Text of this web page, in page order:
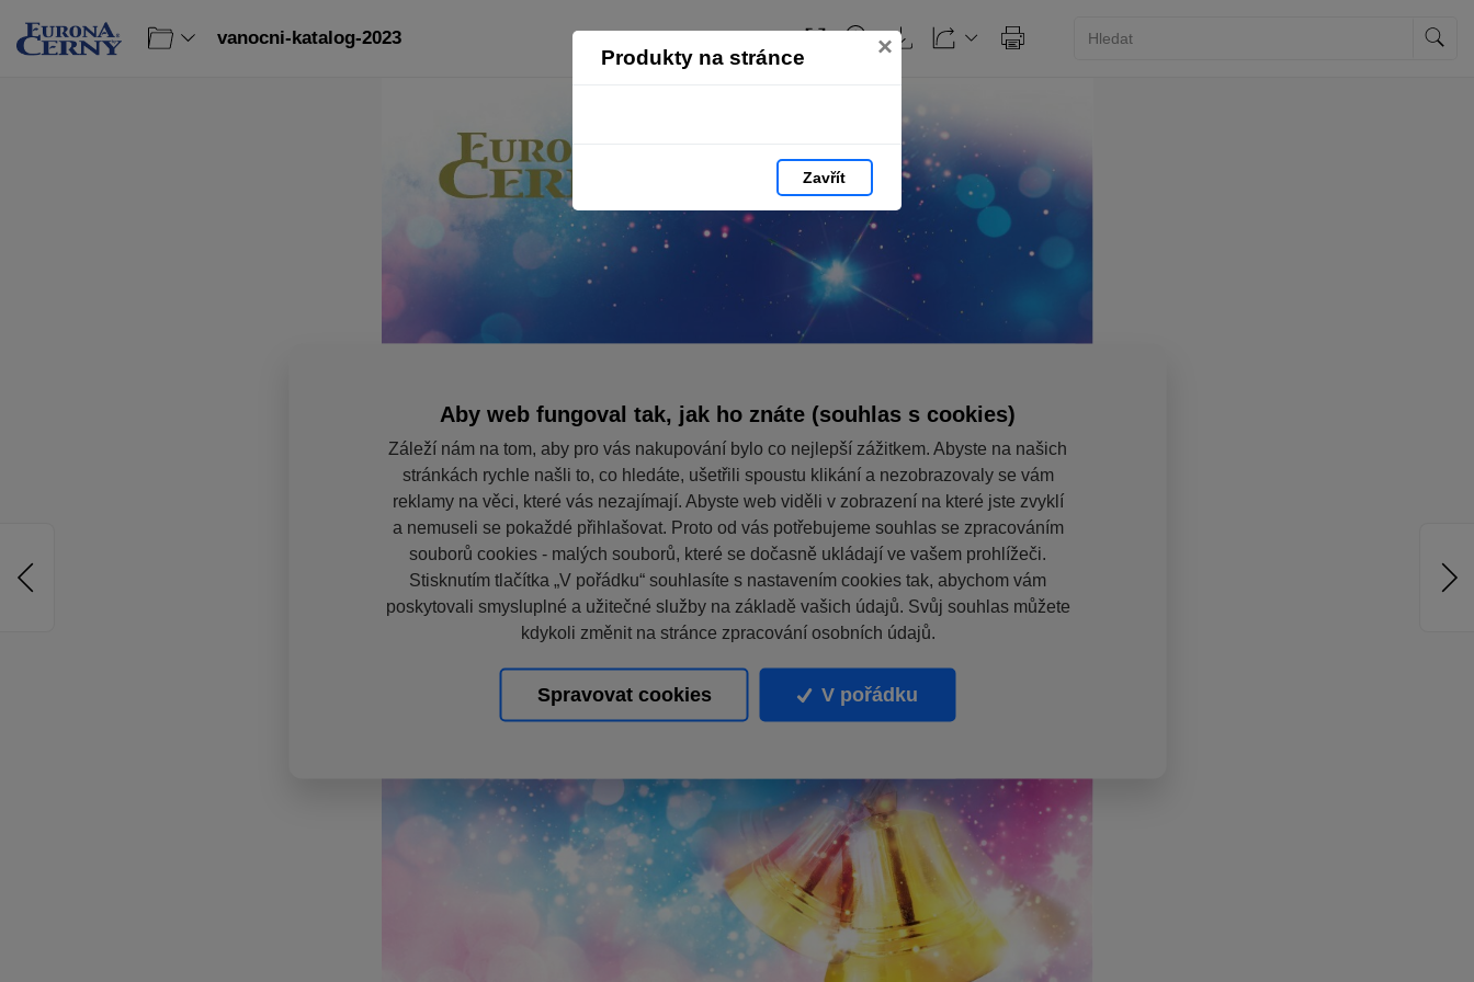
Produkty na stránce ×
Zavřít
vanocni-katalog-2023
Aby web fungoval tak, jak ho znáte (souhlas s cookies)
Záleží nám na tom, aby pro vás nakupování bylo co nejlepší zážitkem. Abyste na našich
stránkách rychle našli to, co hledáte, ušetřili spoustu klikání a nezobrazovaly se vám
reklamy na věci, které vás nezajímají. Abyste web viděli v zobrazení na které jste zvyklí
a nemuseli se pokaždé přihlašovat. Proto od vás potřebujeme souhlas se zpracováním
souborů cookies - malých souborů, které se dočasně ukládají ve vašem prohlížeči.
Stisknutím tlačítka „V pořádku“ souhlasíte s nastavením cookies tak, abychom vám
poskytovali smysluplné a užitečné služby na základě vašich údajů. Svůj souhlas můžete
kdykoli změnit na stránce zpracování osobních údajů.
Spravovat cookies V pořádku